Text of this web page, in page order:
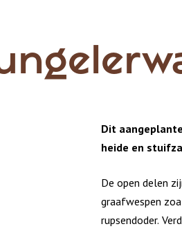
Dit
heide en
De open delen
graafwespen
rupsendoder.